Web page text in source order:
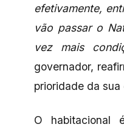
efetivamente,
vão passar o
vez mais
governador,
prioridade da sua
O habitacional